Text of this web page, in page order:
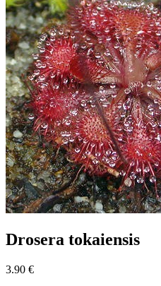
Drosera tokaiensis
3.90 €